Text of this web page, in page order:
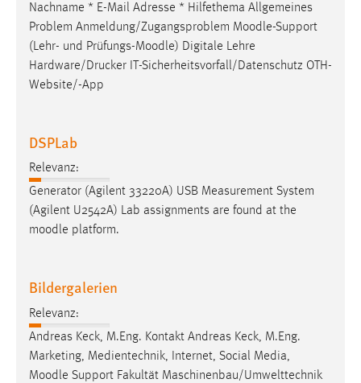
Nachname * E-Mail Adresse * Hilfethema Allgemeines
Problem Anmeldung/Zugangsproblem Moodle-Support
(Lehr- und Prüfungs-Moodle) Digitale Lehre
Hardware/Drucker IT-Sicherheitsvorfall/Datenschutz OTH-
Website/-App
DSPLab
Relevanz:
Generator (Agilent 33220A) USB Measurement System
(Agilent U2542A) Lab assignments are found at the
moodle platform.
Bildergalerien
Relevanz:
Andreas Keck, M.Eng. Kontakt Andreas Keck, M.Eng.
Marketing, Medientechnik, Internet, Social Media,
Moodle Support Fakultät Maschinenbau/Umwelttechnik
Name:
Zweck:
Für performante Seitenauslieferung wird in diesem Cookie
Sprachpräferenz
Name:
site-language-preference
Zweck:
30 Tage
Chat
Name: